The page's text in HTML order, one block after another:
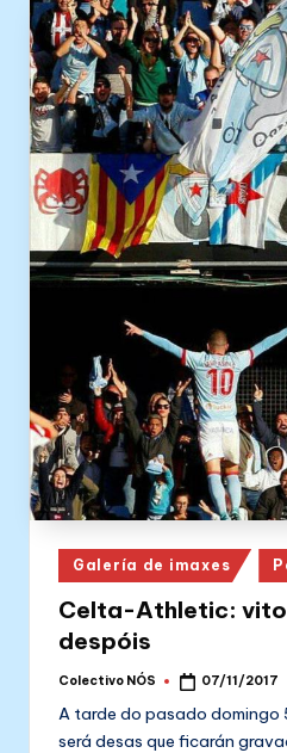
Posted
in
Galería de imaxes
Celta-Athletic:
despóis
Posted
Colectivo NÓS 07/11/2017
A tarde do pasado domingo
será desas que ficarán